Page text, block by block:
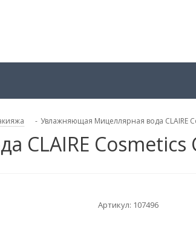
- Увлажняющая Мицеллярная вода CLAIRE
Cosmetics
Артикул: 107496